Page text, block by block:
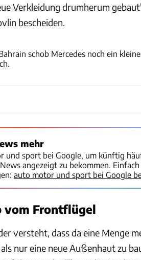
Verkleidung drumherum
bescheiden.
schob Mercedes noch ein
mehr
und sport bei Google, um künftig
angezeigt zu bekommen.
auto motor und sport bei Google
vom Frontflügel
versteht, dass da eine Menge
nur eine neue Außenhaut zu